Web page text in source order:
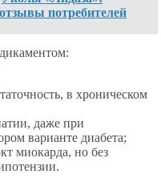
потребителей
в хроническом
даже при
варианте диабета;
миокарда, но без